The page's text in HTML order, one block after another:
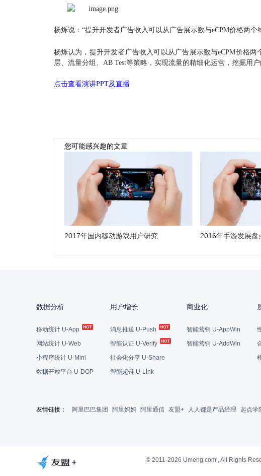
杨烁说：“提升开发者广告收入可以从广告展示数与eCPM价格两个
杨烁认为，提升开发者广告收入可以从广告展示数与eCPM价格两
层、流量分组、AB Test等策略，实现流量的精细化运营，挖掘用
点击查看演讲PPT及直播
您可能感兴趣的文章
2017年国内移动游戏用户研究 2016年手游发展盘
数据分析
移动统计 U-App
网站统计 U-Web
小程序统计 U-Mini
数据开放平台 U-DOP
用户增长
消息推送 U-Push
智能认证 U-Verify
社会化分享 U-Share
智能超链 U-Link
商业化
智能营销 U-AppWin
智能营销 U-AddWin
友情链接： 阿里巴巴集团 阿里妈妈 阿里通信 友盟+ 人人都是产品经理 起点学
© 2011-2026 Umeng.com , All Rights